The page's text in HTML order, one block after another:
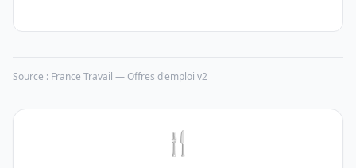
Source : France Travail — Offres d'emploi v2
🍴